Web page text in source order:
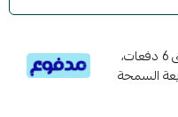
قسم دفعاتك بطريقة ميسرة إلى 4 وحتى 6 دفعات،
السمحة